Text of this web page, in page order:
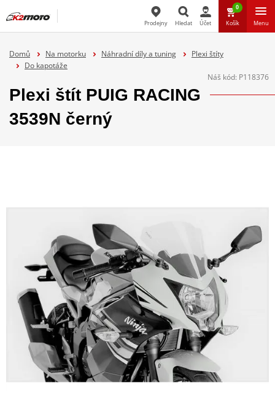
Prodejny Hledat Účet
0
Košík Menu
Domů Na motorku Náhradní díly a tuning
Plexi štíty
Do kapotáže
Náš kód: P118376
Plexi štít PUIG RACING
3539N černý